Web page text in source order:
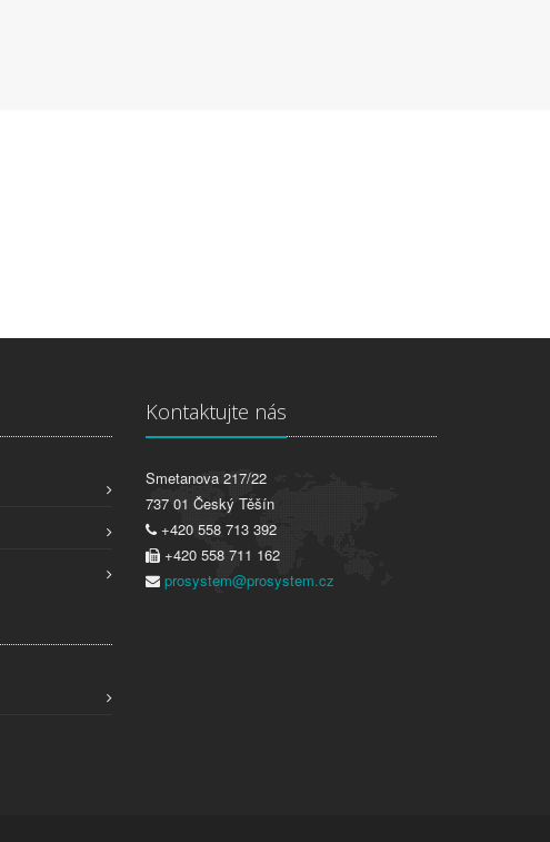
Kontaktujte nás
Smetanova 217/22
737 01 Český Těšín
+420 558 713 392
+420 558 711 162
prosystem@prosystem.cz